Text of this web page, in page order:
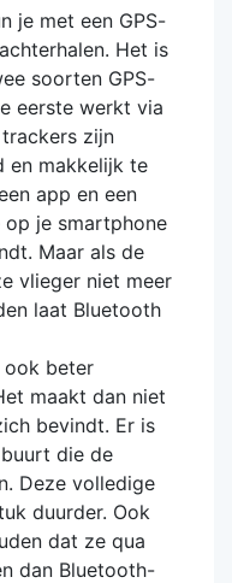
je met een GPS-
Het is
soorten GPS-
eerste werkt via
zijn
en makkelijk te
app en een
je smartphone
Maar als de
vlieger niet meer
laat Bluetooth
ook beter
maakt dan niet
bevindt. Er is
die de
Deze volledige
duurder. Ook
dat ze qua
dan Bluetooth-